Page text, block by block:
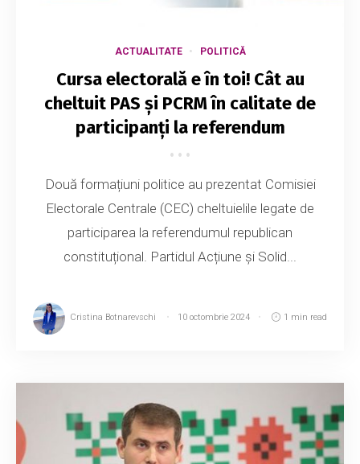
ACTUALITATE POLITICĂ
Cursa electorală e în toi! Cât au
cheltuit PAS și PCRM în calitate de
participanți la referendum
Două formațiuni politice au prezentat Comisiei
Electorale Centrale (CEC) cheltuielile legate de
participarea la referendumul republican
constituțional. Partidul Acțiune și Solid...
Cristina Botnarevschi 10 octombrie 2024 1 min read